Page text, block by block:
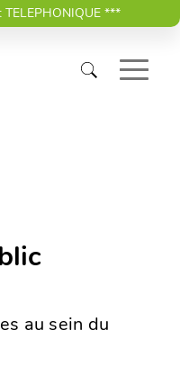
au sein du
***